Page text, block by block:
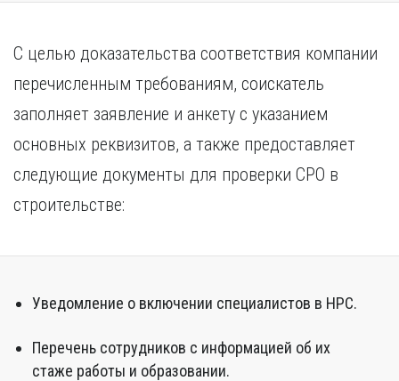
С целью доказательства соответствия компании
перечисленным требованиям, соискатель
заполняет заявление и анкету с указанием
основных реквизитов, а также предоставляет
следующие документы для проверки СРО в
строительстве:
Уведомление о включении специалистов в НРС.
Перечень сотрудников с информацией об их
стаже работы и образовании.